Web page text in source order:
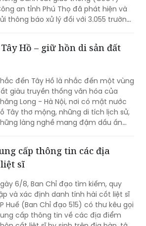
an tỉnh Phú Thọ đã phát hiện và
thông báo xử lý đối với 3.055 trường
tập trung vào hành vi chạy quá
Hồ – giữ hồn di sản đất
đến Tây Hồ là nhắc đến một vùng
giàu truyền thống văn hóa của
Long - Hà Nội, nơi có mặt nước
Tây thơ mộng, những di tích lịch sử,
làng nghề mang đậm dấu ấn
năm văn hiến.
cấp thông tin các địa
sĩ
6/8, Ban Chỉ đạo tìm kiếm, quy
và xác định danh tính hài cốt liệt sĩ
Huế (Ban Chỉ đạo 515) có thư kêu gọi
cấp thông tin về các địa điểm